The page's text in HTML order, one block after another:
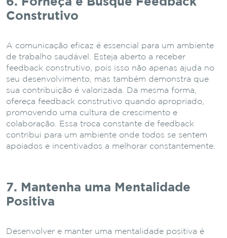
Construtivo
A comunicação eficaz é essencial para um ambiente
de trabalho saudável. Esteja aberto a receber
feedback construtivo, pois isso não apenas ajuda no
seu desenvolvimento, mas também demonstra que
sua contribuição é valorizada. Da mesma forma,
ofereça feedback construtivo quando apropriado,
promovendo uma cultura de crescimento e
colaboração. Essa troca constante de feedback
contribui para um ambiente onde todos se sentem
apoiados e incentivados a melhorar constantemente.
7. Mantenha uma Mentalidade
Positiva
Desenvolver e manter uma mentalidade positiva é